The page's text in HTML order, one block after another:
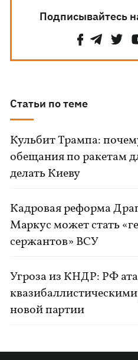
Подписывайтесь
Статьи по теме
Кульбит Трампа:
обещания по ракетам
делать Киеву
Кадровая реформа
Маркус может стать
сержантов» ВСУ
Угроза из КНДР: РФ
новой партии